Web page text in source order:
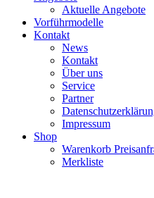
Aktuelle Angebote
Vorführmodelle
Kontakt
News
Kontakt
Über uns
Service
Partner
Impressum
Shop
Warenkorb
Merkliste